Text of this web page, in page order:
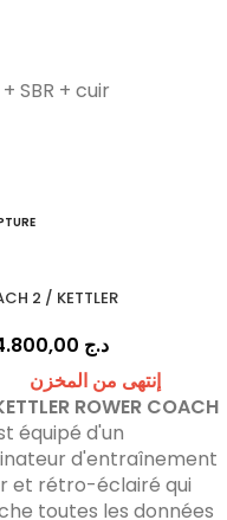
SBR + cuir
2 / KETTLER
د.ج
إنتهى من المخزن
ROWER COACH
équipé d'un
d'entraînement
et rétro-éclairé qui
toutes les données